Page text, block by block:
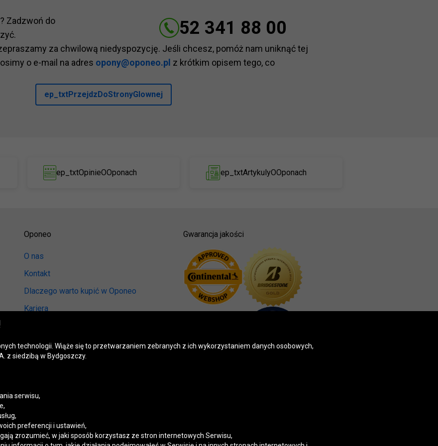
Zadzwoń do
52 341 88 00
za chwilową niedyspozycję. Jeśli chcesz, pomóż nam uniknąć tej
o e-mail na adres opony@oponeo.pl z krótkim opisem tego, co
ep_txtPrzejdzDoStronyGlownej
ep_txtOpinieOOponach ep_txtArtykulyOOponach
Oponeo
O nas
Kontakt
Dlaczego warto kupić w Oponeo
Kariera
Biuro prasowe
Kręci nas recykling
Mapa fotoradarów
Ustawienia cookies
Gwarancja jakości
technologii. Wiąże się to przetwarzaniem zebranych z ich wykorzystaniem danych osobowych,
z siedzibą w Bydgoszczy.
serwisu,
preferencji i ustawień,
zrozumieć, w jaki sposób korzystasz ze stron internetowych Serwisu,